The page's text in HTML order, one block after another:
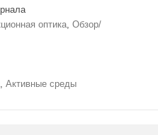
оптика, Обзор/
, Активные среды